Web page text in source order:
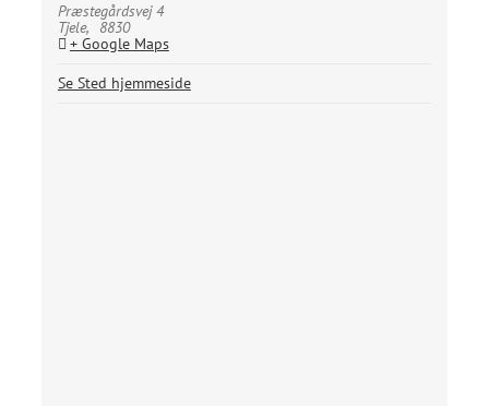
Præstegårdsvej 4
Tjele,
8830
+ Google Maps
Se Sted hjemmeside